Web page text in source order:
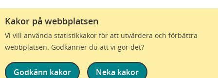
Kakor på webbplatsen
Vi vill använda statistikkakor för att utvärdera och förbättra
webbplatsen. Godkänner du att vi gör det?
Godkänn kakor Neka kakor